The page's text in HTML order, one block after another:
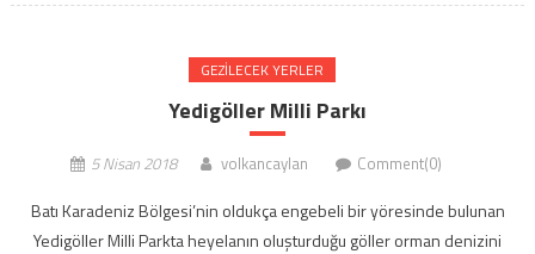
GEZILECEK YERLER
Yedigöller Milli Parkı
5 Nisan 2018 volkancaylan Comment(0)
Batı Karadeniz Bölgesi’nin oldukça engebeli bir yöresinde bulunan
Yedigöller Milli Parkta heyelanın oluşturduğu göller orman denizini